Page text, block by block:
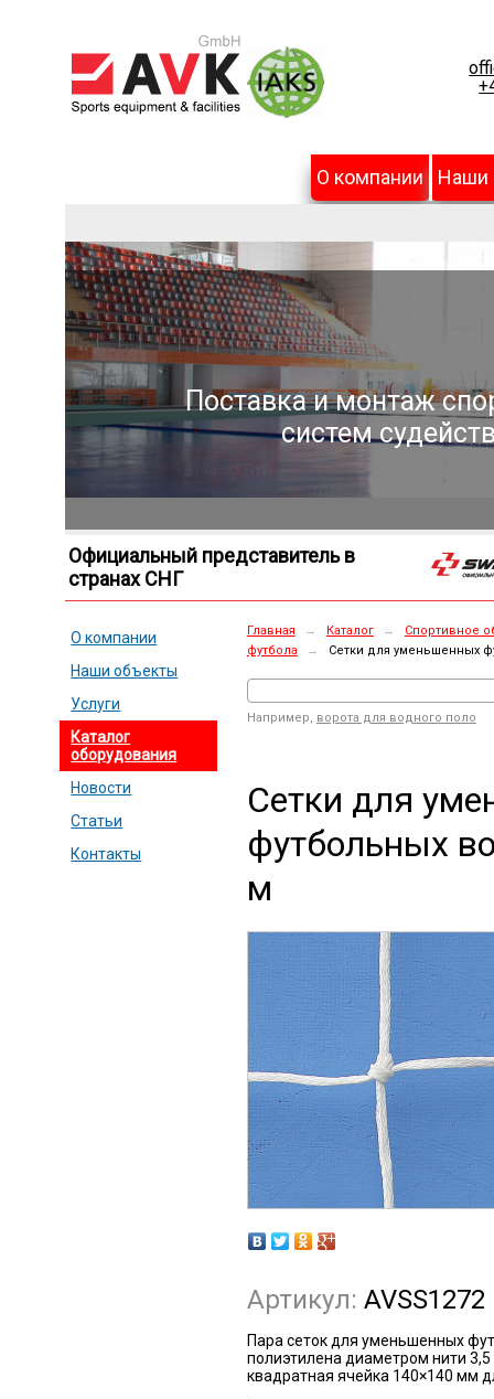
О компании Наши
Поставка и монтаж
систем
Официальный представитель в
странах СНГ
О компании
Наши объекты
Услуги
Каталог
оборудования
Новости
Статьи
Контакты
Главная → Каталог →
Спортивное
футбола
→ Сетки для уменьшенных
Например, ворота для водного поло
Сетки для
футбольных
м
Артикул: AVSS1272
Пара сеток для уменьшенных
полиэтилена диаметром нити
квадратная ячейка 140×140 мм